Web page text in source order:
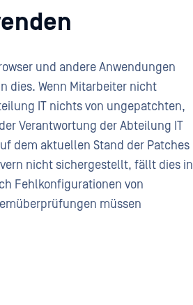
und andere Anwendungen
dies. Wenn Mitarbeiter nicht
IT nichts von ungepatchten,
Verantwortung der Abteilung IT
dem aktuellen Stand der Patches
nicht sichergestellt, fällt dies in
Fehlkonfigurationen von
müssen